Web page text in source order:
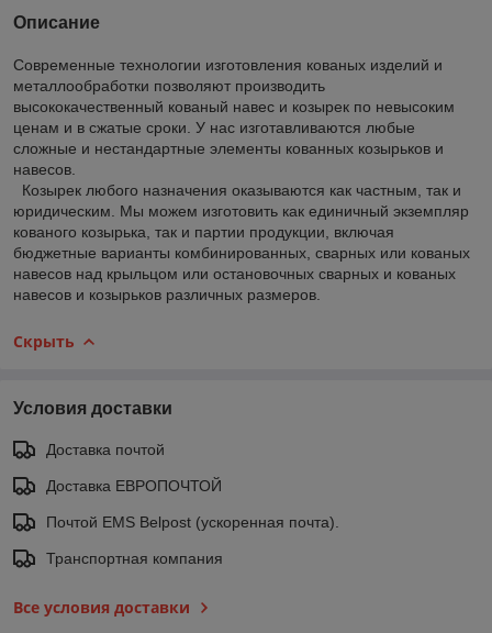
Описание
Современные технологии изготовления кованых изделий и
металлообработки позволяют производить
высококачественный кованый навес и козырек по невысоким
ценам и в сжатые сроки. У нас изготавливаются любые
сложные и нестандартные элементы кованных козырьков и
навесов.
Козырек любого назначения оказываются как частным, так и
юридическим. Мы можем изготовить как единичный экземпляр
кованого козырька, так и партии продукции, включая
бюджетные варианты комбинированных, сварных или кованых
навесов над крыльцом или остановочных сварных и кованых
навесов и козырьков различных размеров.
Скрыть
Условия доставки
Доставка почтой
Доставка ЕВРОПОЧТОЙ
Почтой EMS Belpost (ускоренная почта).
Транспортная компания
Все условия доставки